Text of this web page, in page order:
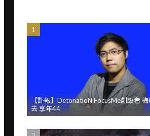
【訃報】DetonatioN FocusMe創設者
去 享年44